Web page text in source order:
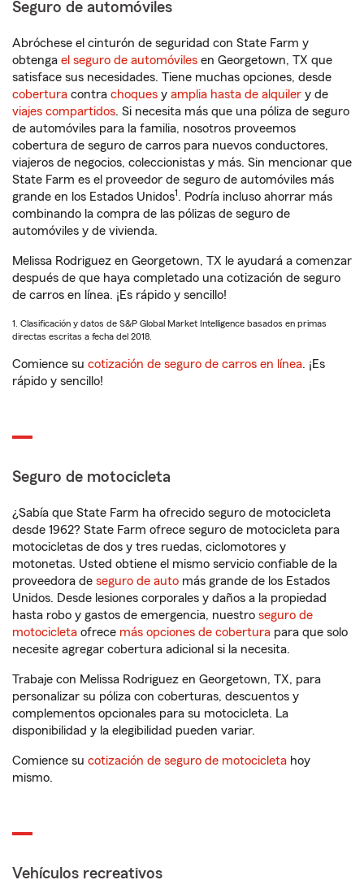
Seguro de automóviles
Abróchese el cinturón de seguridad con State Farm y
obtenga el seguro de automóviles en Georgetown, TX que
satisface sus necesidades. Tiene muchas opciones, desde
cobertura contra choques y amplia hasta de alquiler y de
viajes compartidos. Si necesita más que una póliza de seguro
de automóviles para la familia, nosotros proveemos
cobertura de seguro de carros para nuevos conductores,
viajeros de negocios, coleccionistas y más. Sin mencionar que
State Farm es el proveedor de seguro de automóviles más
grande en los Estados Unidos1. Podría incluso ahorrar más
combinando la compra de las pólizas de seguro de
automóviles y de vivienda.
Melissa Rodriguez en Georgetown, TX le ayudará a comenzar
después de que haya completado una cotización de seguro
de carros en línea. ¡Es rápido y sencillo!
1. Clasificación y datos de S&P Global Market Intelligence basados en primas
directas escritas a fecha del 2018.
Comience su cotización de seguro de carros en línea. ¡Es
rápido y sencillo!
Seguro de motocicleta
¿Sabía que State Farm ha ofrecido seguro de motocicleta
desde 1962? State Farm ofrece seguro de motocicleta para
motocicletas de dos y tres ruedas, ciclomotores y
motonetas. Usted obtiene el mismo servicio confiable de la
proveedora de seguro de auto más grande de los Estados
Unidos. Desde lesiones corporales y daños a la propiedad
hasta robo y gastos de emergencia, nuestro seguro de
motocicleta ofrece más opciones de cobertura para que solo
necesite agregar cobertura adicional si la necesita.
Trabaje con Melissa Rodriguez en Georgetown, TX, para
personalizar su póliza con coberturas, descuentos y
complementos opcionales para su motocicleta. La
disponibilidad y la elegibilidad pueden variar.
Comience su cotización de seguro de motocicleta hoy
mismo.
Vehículos recreativos